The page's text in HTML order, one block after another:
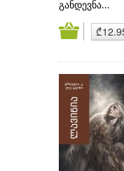
განდევნა...